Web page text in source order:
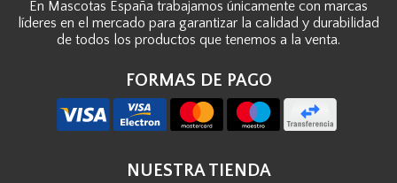
En Mascotas España trabajamos únicamente con marcas
líderes en el mercado para garantizar la calidad y durabilidad
de todos los productos que tenemos a la venta.
FORMAS DE PAGO
NUESTRA TIENDA